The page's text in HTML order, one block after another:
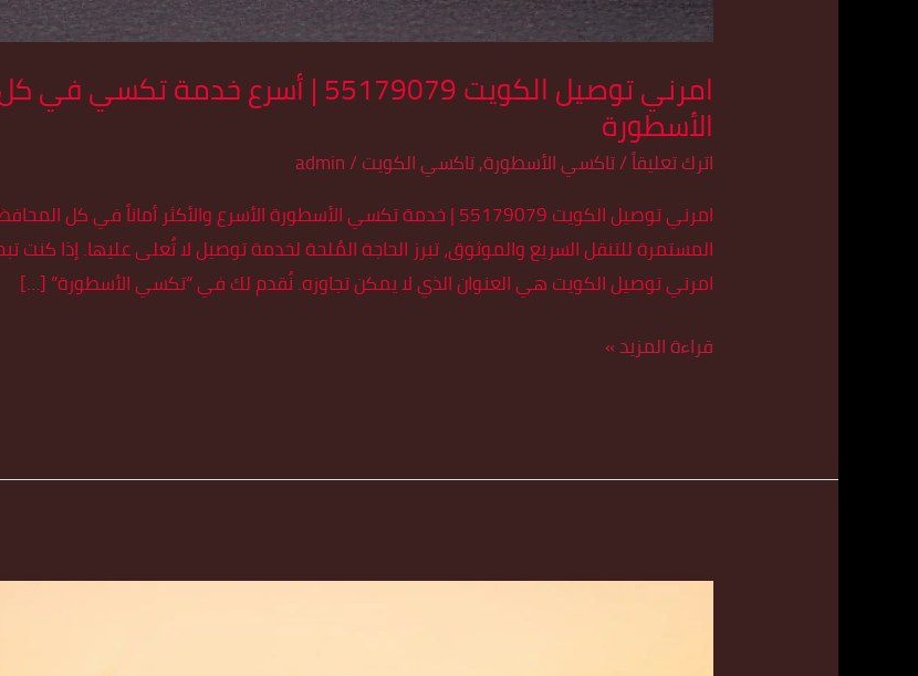
امرني توصيل الكويت 55179079 |
الأسطورة
اترك تعليقاً/تاكسي الأسطورة,تاكسي الكويت/
admin
امرني توصيل الكويت 55179079 | خدمة تكسي الأسطورة الأسرع والأكثر أماناً
المستمرة للتنقل السريع والموثوق، تبرز الحاجة المُلحة لخدمة توصيل لا تُعلى عليها. إذا
امرني توصيل الكويت هي العنوان الذي لا يمكن تجاوزه. نُقدم لك في “تكسي الأسطورة” […]
قراءة المزيد »